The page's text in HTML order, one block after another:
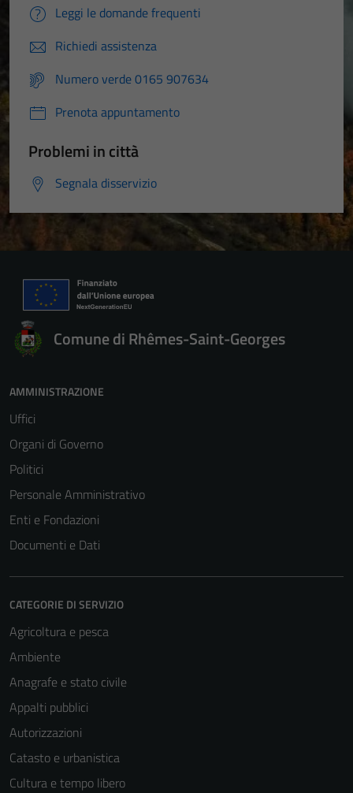
Leggi le domande frequenti
Richiedi assistenza
Numero verde 0165 907634
Prenota appuntamento
Problemi in città
Segnala disservizio
Comune di Rhêmes-Saint-Georges
AMMINISTRAZIONE
Uffici
Organi di Governo
Politici
Personale Amministrativo
Enti e Fondazioni
Documenti e Dati
CATEGORIE DI SERVIZIO
Agricoltura e pesca
Ambiente
Anagrafe e stato civile
Appalti pubblici
Autorizzazioni
Catasto e urbanistica
Cultura e tempo libero